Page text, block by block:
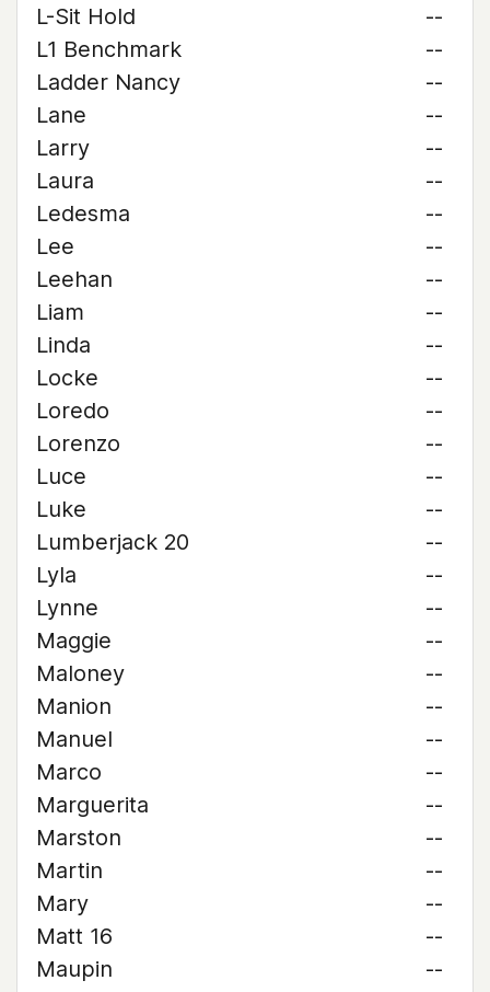
L-Sit Hold
--
L1 Benchmark
--
Ladder Nancy
--
Lane
--
Larry
--
Laura
--
Ledesma
--
Lee
--
Leehan
--
Liam
--
Linda
--
Locke
--
Loredo
--
Lorenzo
--
Luce
--
Luke
--
Lumberjack 20
--
Lyla
--
Lynne
--
Maggie
--
Maloney
--
Manion
--
Manuel
--
Marco
--
Marguerita
--
Marston
--
Martin
--
Mary
--
Matt 16
--
Maupin
--